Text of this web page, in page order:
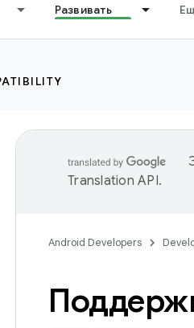
Развивать
Translation API.
Android Developers